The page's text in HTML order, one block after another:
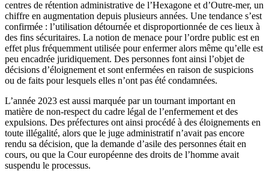
centres de rétention administrative de l’Hexagone et d’Outre-mer, un
chiffre en augmentation depuis plusieurs années. Une tendance s’est
confirmée : l’utilisation détournée et disproportionnée de ces lieux à
des fins sécuritaires. La notion de menace pour l’ordre public est en
effet plus fréquemment utilisée pour enfermer alors même qu’elle est
peu encadrée juridiquement. Des personnes font ainsi l’objet de
décisions d’éloignement et sont enfermées en raison de suspicions
ou de faits pour lesquels elles n’ont pas été condamnées.
L’année 2023 est aussi marquée par un tournant important en
matière de non-respect du cadre légal de l’enfermement et des
expulsions. Des préfectures ont ainsi procédé à des éloignements en
toute illégalité, alors que le juge administratif n’avait pas encore
rendu sa décision, que la demande d’asile des personnes était en
cours, ou que la Cour européenne des droits de l’homme avait
suspendu le processus.